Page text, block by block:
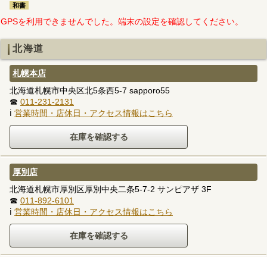
和書
GPSを利用できませんでした。端末の設定を確認してください。
北海道
札幌本店
北海道札幌市中央区北5条西5-7 sapporo55
☎ 011-231-2131
ℹ 営業時間・店休日・アクセス情報はこちら
厚別店
北海道札幌市厚別区厚別中央二条5-7-2 サンピアザ 3F
☎ 011-892-6101
ℹ 営業時間・店休日・アクセス情報はこちら